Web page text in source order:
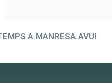
A MANRESA AVUI